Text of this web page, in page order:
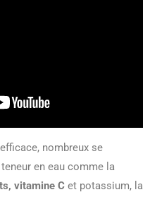
efficace, nombreux se
en eau comme la
vitamine C et potassium, la